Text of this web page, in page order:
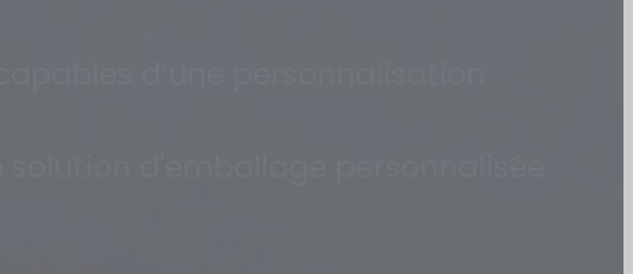
d’une personnalisation
d'emballage personnalisée.